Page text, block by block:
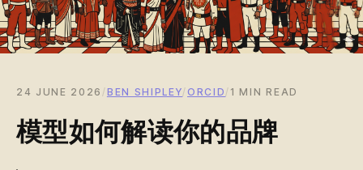
24 JUNE 2026 / BEN SHIPLEY/ ORCID / 1 MIN READ
模型如何解读你的品牌